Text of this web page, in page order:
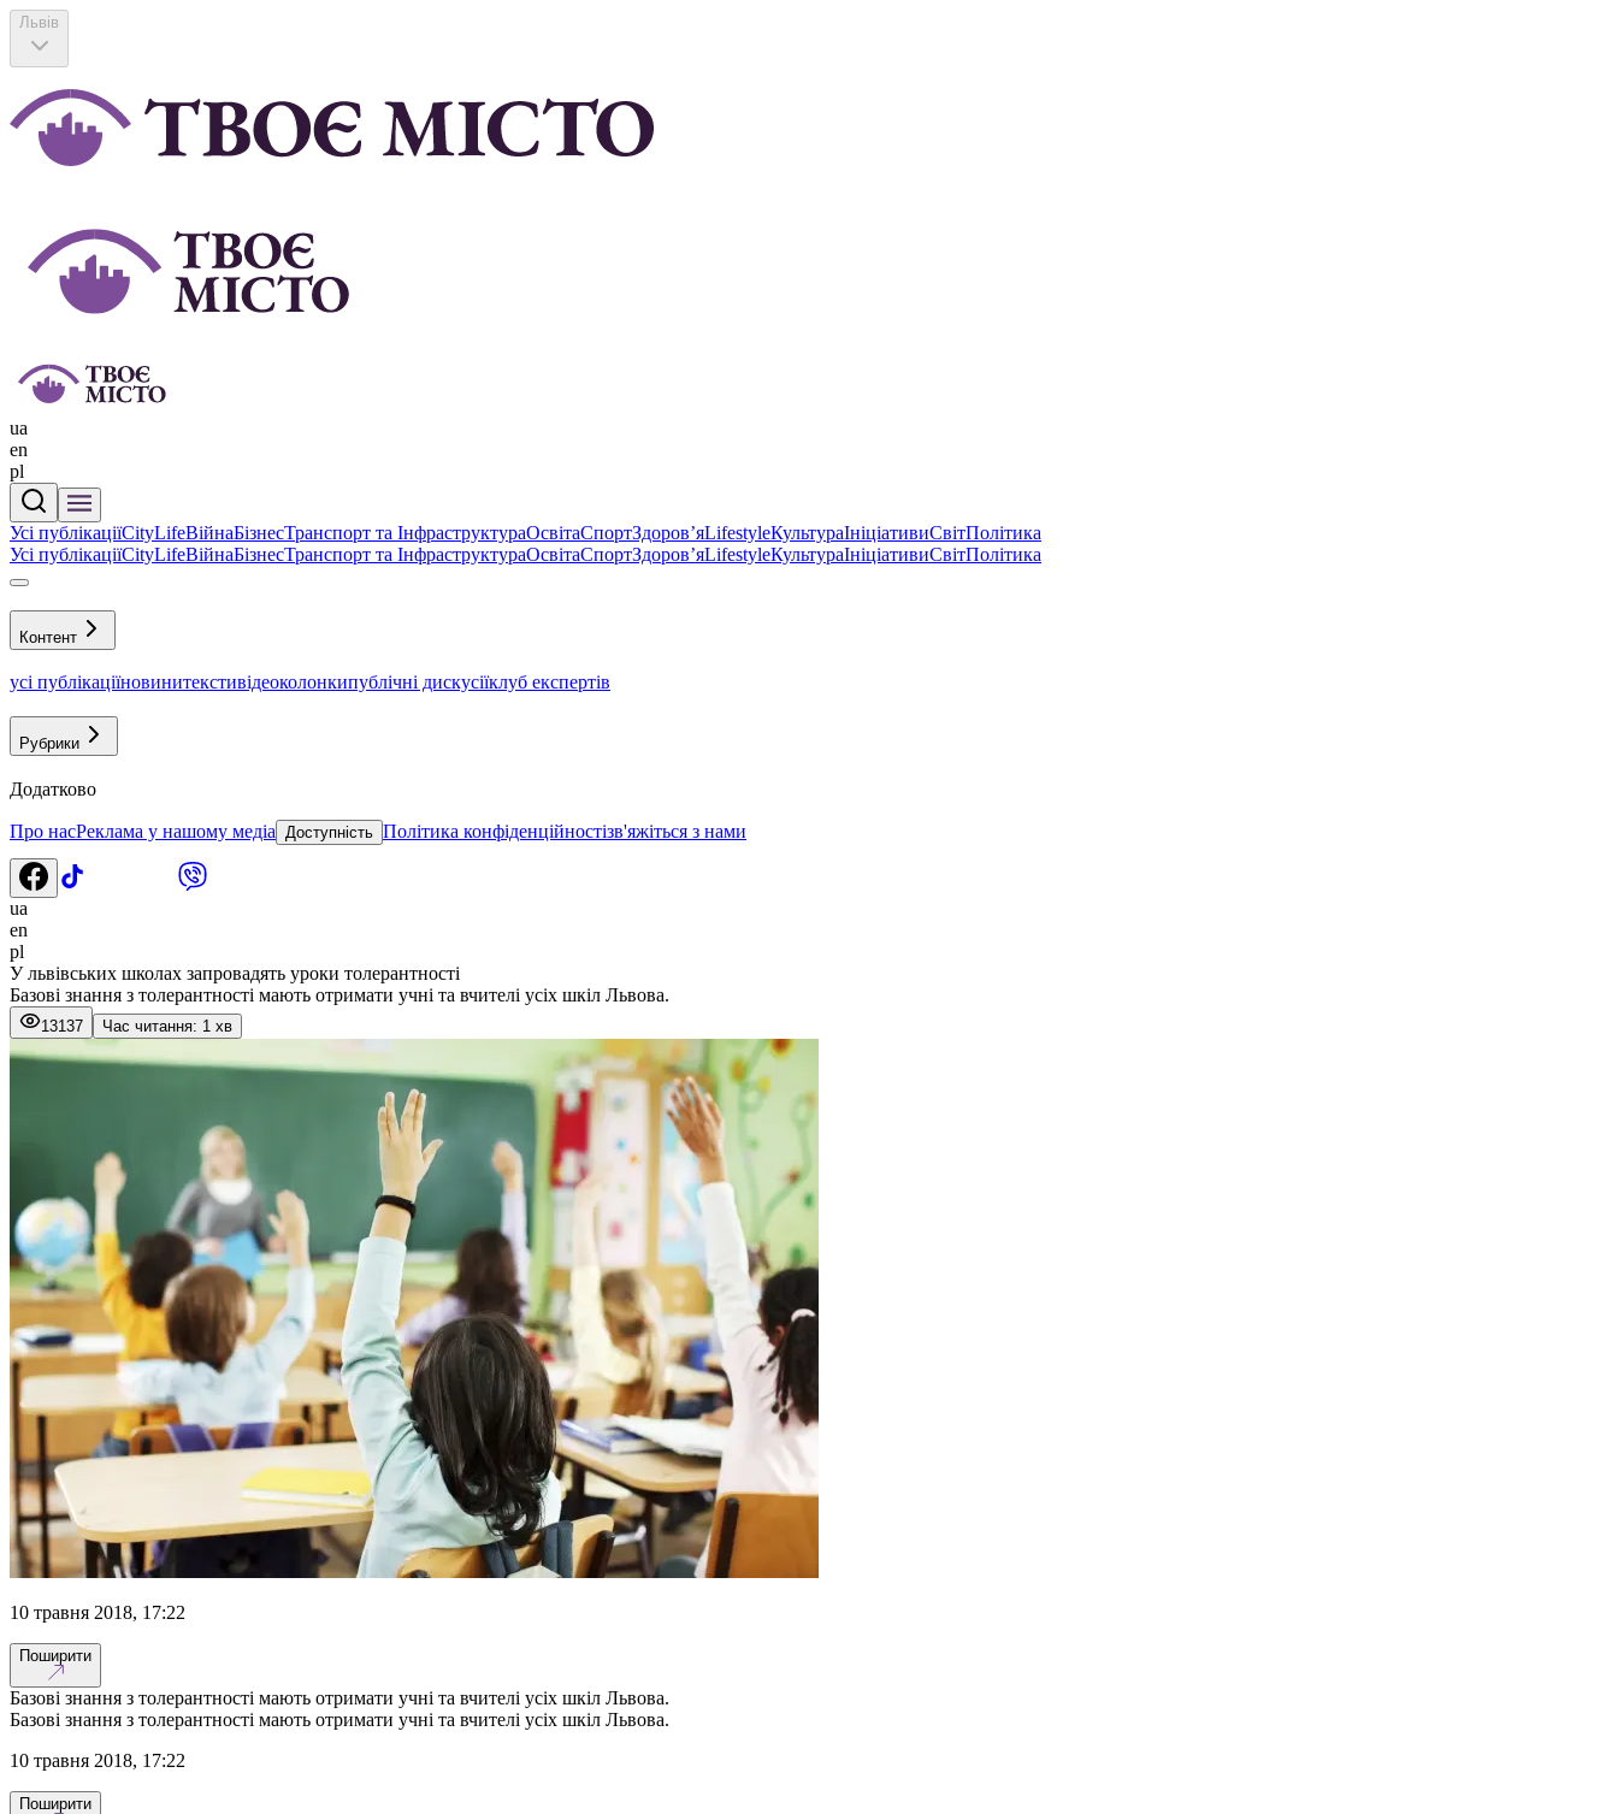
Львів
ua
en
pl
Усі публікаціїCityLifeВійнаБізнесТранспорт та ІнфраструктураОсвітаСпортЗдоровʼяLifestyleКультураІніціативиСвітПолітика
Усі публікаціїCityLifeВійнаБізнесТранспорт та ІнфраструктураОсвітаСпортЗдоровʼяLifestyleКультураІніціативиСвітПолітика
Контент
усі публікаціїновинитекстивідеоколонкипублічні дискусіїклуб експертів
Рубрики
Додатково
Про насРеклама у нашому медіа Доступність Політика конфіденційностізв'яжіться з нами
ua
en
pl
У львівських школах запровадять уроки толерантності
Базові знання з толерантності мають отримати учні та вчителі усіх шкіл Львова.
13137 Час читання: 1 хв
10 травня 2018, 17:22
Поширити
Базові знання з толерантності мають отримати учні та вчителі усіх шкіл Львова.
Базові знання з толерантності мають отримати учні та вчителі усіх шкіл Львова.
10 травня 2018, 17:22
Поширити